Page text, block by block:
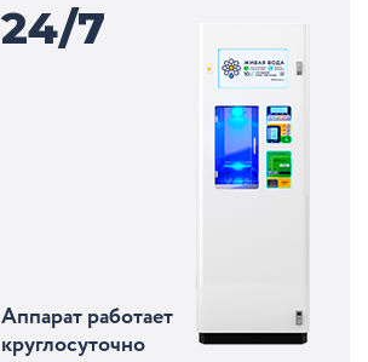
24/7
Аппарат работает
круглосуточно